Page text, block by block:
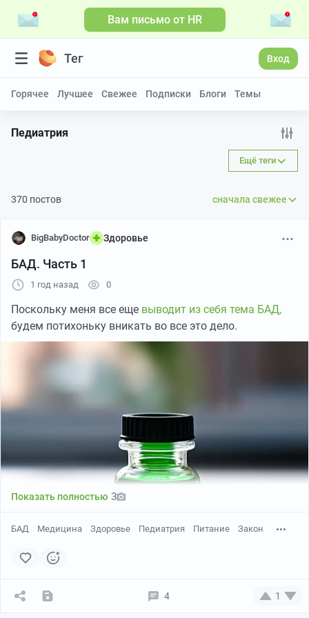
Вам письмо от HR
Тег Вход
Горячее Лучшее Свежее Подписки Блоги Темы
Педиатрия
Ещё теги
370 постов сначала свежее
BigBabyDoctor Здоровье
БАД. Часть 1
1 год назад 0
Поскольку меня все еще выводит из себя тема БАД,
будем потихоньку вникать во все это дело.
Показать полностью 3
БАД Медицина Здоровье Педиатрия Питание Закон
4 1
Больше видео